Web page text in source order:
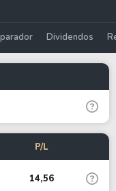
Dividendos
P/L
14,56